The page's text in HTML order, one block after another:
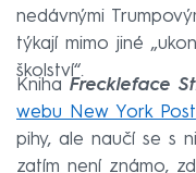
nedávnými
týkají mimo jiné
školství“.
Kniha Freckleface
webu New York Post
pihy, ale naučí se s
zatím není známo,